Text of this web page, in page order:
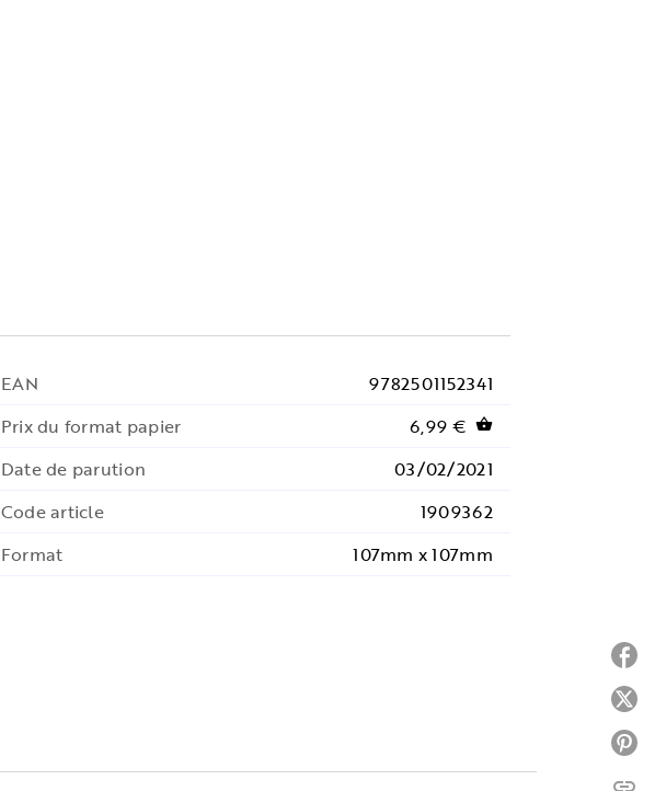
EAN
9782501152341
Prix du format papier
6,99 € shopping_basket
Date de parution
03/02/2021
Code article
1909362
Format
107mm x 107mm